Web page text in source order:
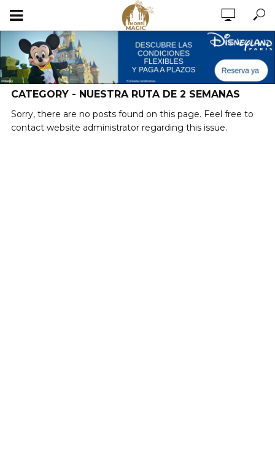
CATEGORY - NUESTRA RUTA DE 2 SEMANAS
Sorry, there are no posts found on this page. Feel free to
contact website administrator regarding this issue.